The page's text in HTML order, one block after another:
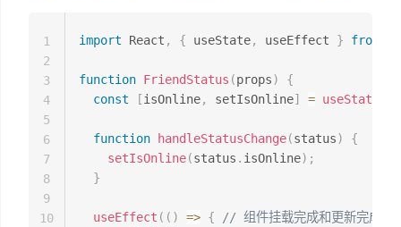
import React , { useState, useEffect } from
function FriendStatus (props)
{
const
[isOnline, setIsOnline] = useState
function handleStatusChange(status)
{
setIsOnline(status . isOnline) ;
}
useEffect ( ( ) => {
// 组件挂载完成和更新完成后
1
2
3
4
5
6
7
8
9
10